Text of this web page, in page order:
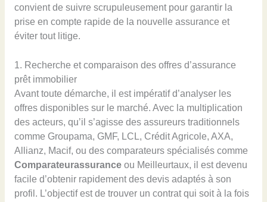
convient de suivre scrupuleusement pour garantir la
prise en compte rapide de la nouvelle assurance et
éviter tout litige.
1. Recherche et comparaison des offres d’assurance
prêt immobilier
Avant toute démarche, il est impératif d’analyser les
offres disponibles sur le marché. Avec la multiplication
des acteurs, qu’il s’agisse des assureurs traditionnels
comme Groupama, GMF, LCL, Crédit Agricole, AXA,
Allianz, Macif, ou des comparateurs spécialisés comme
Comparateurassuranceou Meilleurtaux, il est devenu
facile d’obtenir rapidement des devis adaptés à son
profil. L’objectif est de trouver un contrat qui soit à la fois